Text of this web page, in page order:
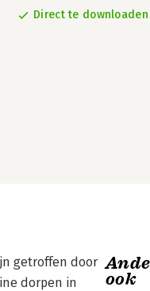
Direct te downloaden
getroffen door
dorpen in
ook